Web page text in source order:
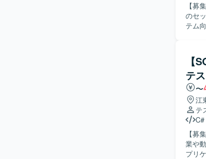
【募
のセッ
テム
ンスの
や
ける
ミュニケー
ンフ
るこ
ラエン
ます。
【
テ
〜
江
テ
C#
【募
業や動作
プリ